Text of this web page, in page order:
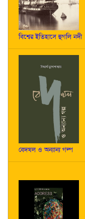
বিশ্বের ইতিহাসে হুগলি নদী
বেদখল ও অন্যান্য গল্প